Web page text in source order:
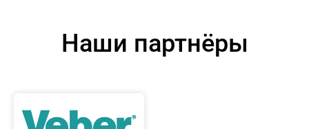
Наши партнёры